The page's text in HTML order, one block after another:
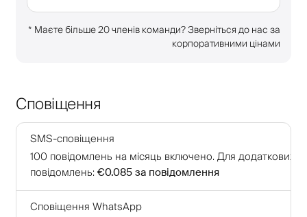
* Маєте більше 20 членів команди? Зверніться до нас за
корпоративними цінами
Сповіщення
SMS-сповіщення
100 повідомлень на місяць включено. Для додаткових
повідомлень: €0.085 за повідомлення
Сповіщення WhatsApp